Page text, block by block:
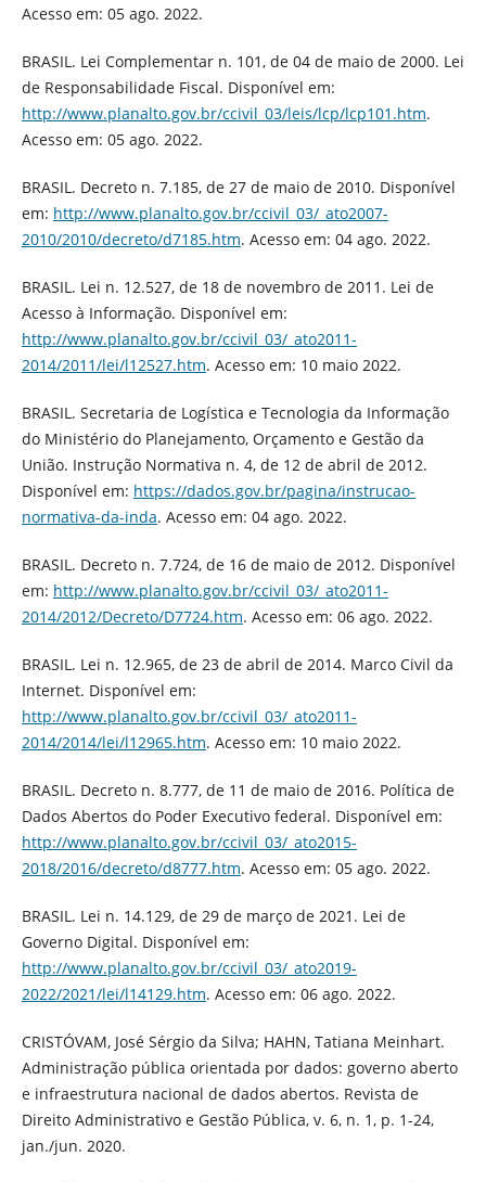
Acesso em: 05 ago. 2022.
BRASIL. Lei Complementar n. 101, de 04 de maio de 2000. Lei
de Responsabilidade Fiscal. Disponível em:
http://www.planalto.gov.br/ccivil_03/leis/lcp/lcp101.htm.
Acesso em: 05 ago. 2022.
BRASIL. Decreto n. 7.185, de 27 de maio de 2010. Disponível
em: http://www.planalto.gov.br/ccivil_03/_ato2007-
2010/2010/decreto/d7185.htm. Acesso em: 04 ago. 2022.
BRASIL. Lei n. 12.527, de 18 de novembro de 2011. Lei de
Acesso à Informação. Disponível em:
http://www.planalto.gov.br/ccivil_03/_ato2011-
2014/2011/lei/l12527.htm. Acesso em: 10 maio 2022.
BRASIL. Secretaria de Logística e Tecnologia da Informação
do Ministério do Planejamento, Orçamento e Gestão da
União. Instrução Normativa n. 4, de 12 de abril de 2012.
Disponível em: https://dados.gov.br/pagina/instrucao-
normativa-da-inda. Acesso em: 04 ago. 2022.
BRASIL. Decreto n. 7.724, de 16 de maio de 2012. Disponível
em: http://www.planalto.gov.br/ccivil_03/_ato2011-
2014/2012/Decreto/D7724.htm. Acesso em: 06 ago. 2022.
BRASIL. Lei n. 12.965, de 23 de abril de 2014. Marco Civil da
Internet. Disponível em:
http://www.planalto.gov.br/ccivil_03/_ato2011-
2014/2014/lei/l12965.htm. Acesso em: 10 maio 2022.
BRASIL. Decreto n. 8.777, de 11 de maio de 2016. Política de
Dados Abertos do Poder Executivo federal. Disponível em:
http://www.planalto.gov.br/ccivil_03/_ato2015-
2018/2016/decreto/d8777.htm. Acesso em: 05 ago. 2022.
BRASIL. Lei n. 14.129, de 29 de março de 2021. Lei de
Governo Digital. Disponível em:
http://www.planalto.gov.br/ccivil_03/_ato2019-
2022/2021/lei/l14129.htm. Acesso em: 06 ago. 2022.
CRISTÓVAM, José Sérgio da Silva; HAHN, Tatiana Meinhart.
Administração pública orientada por dados: governo aberto
e infraestrutura nacional de dados abertos. Revista de
Direito Administrativo e Gestão Pública, v. 6, n. 1, p. 1-24,
jan./jun. 2020.